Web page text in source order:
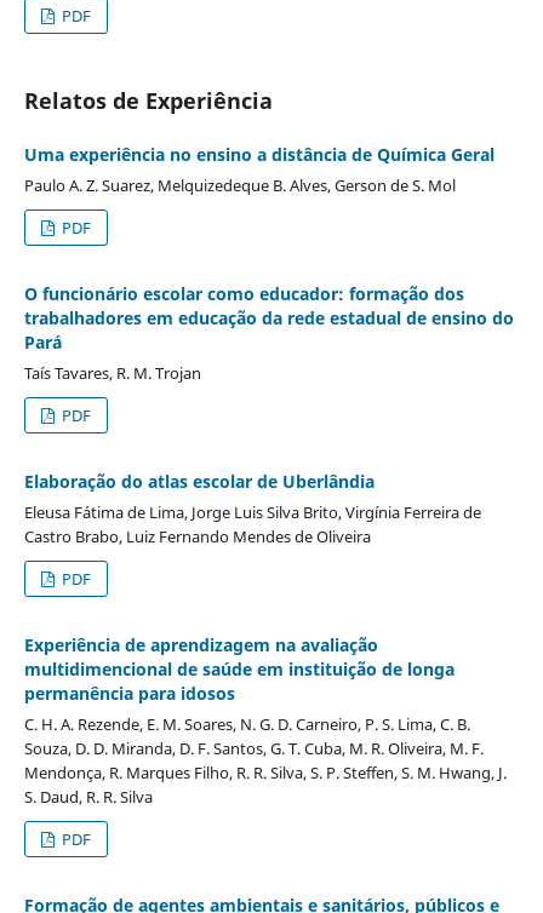
PDF
Relatos de Experiência
Uma experiência no ensino a distância de Química Geral
Paulo A. Z. Suarez, Melquizedeque B. Alves, Gerson de S. Mol
PDF
O funcionário escolar como educador: formação dos
trabalhadores em educação da rede estadual de ensino do
Pará
Taís Tavares, R. M. Trojan
PDF
Elaboração do atlas escolar de Uberlândia
Eleusa Fátima de Lima, Jorge Luis Silva Brito, Virgínia Ferreira de
Castro Brabo, Luiz Fernando Mendes de Oliveira
PDF
Experiência de aprendizagem na avaliação
multidimencional de saúde em instituição de longa
permanência para idosos
C. H. A. Rezende, E. M. Soares, N. G. D. Carneiro, P. S. Lima, C. B.
Souza, D. D. Miranda, D. F. Santos, G. T. Cuba, M. R. Oliveira, M. F.
Mendonça, R. Marques Filho, R. R. Silva, S. P. Steffen, S. M. Hwang, J.
S. Daud, R. R. Silva
PDF
Formação de agentes ambientais e sanitários, públicos e